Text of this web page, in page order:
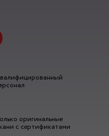
оригинальные
с сертификатами